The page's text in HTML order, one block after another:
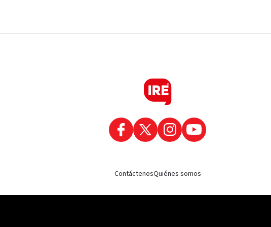
ContáctenosQuiénes somos